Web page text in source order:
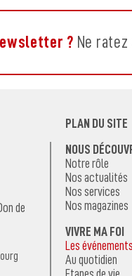
? Ne
de
PLAN DU SITE
NOUS
Notre rôle
Nos actualités
Nos services
Nos magazines
VIVRE MA FOI
Les événements
Au quotidien